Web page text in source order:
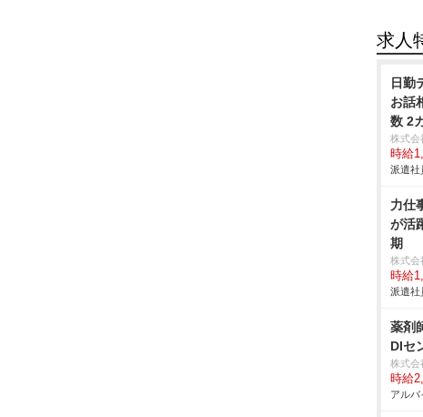
求人
日勤
お話
数 2
株式会
時給
派遣社
力仕
が活
期
株式会
時給
派遣社
薬剤
DIセ
株式会
時給
アルバ